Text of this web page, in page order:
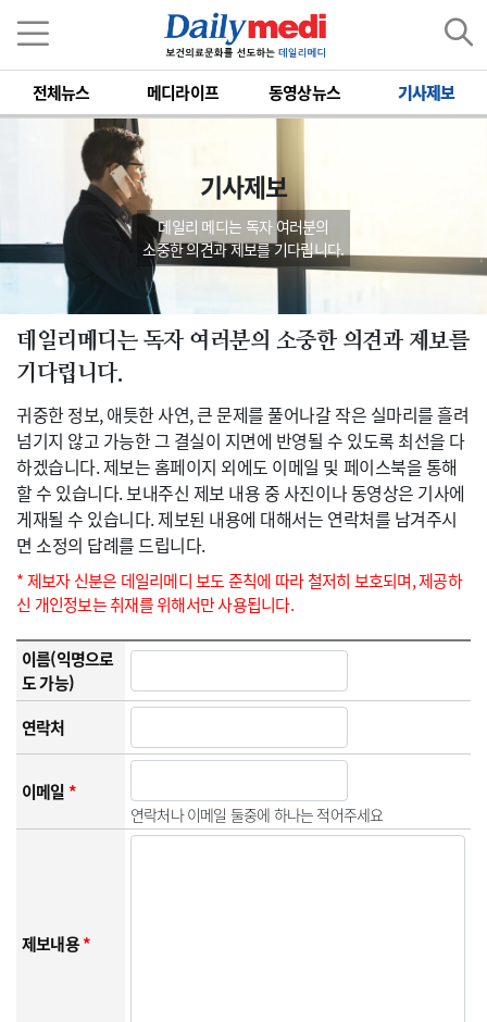
전체뉴스 메디라이프 동영상뉴스 기사제보
기사제보
데일리 메디는 독자 여러분의
소중한 의견과 제보를 기다립니다.
데일리메디는 독자 여러분의 소중한 의견과 제보를
기다립니다.
귀중한 정보, 애틋한 사연, 큰 문제를 풀어나갈 작은 실마리를 흘려
넘기지 않고 가능한 그 결실이 지면에 반영될 수 있도록 최선을 다
하겠습니다. 제보는 홈페이지 외에도 이메일 및 페이스북을 통해
할 수 있습니다. 보내주신 제보 내용 중 사진이나 동영상은 기사에
게재될 수 있습니다. 제보된 내용에 대해서는 연락처를 남겨주시
면 소정의 답례를 드립니다.
* 제보자 신분은 데일리메디 보도 준칙에 따라 철저히 보호되며, 제공하
신 개인정보는 취재를 위해서만 사용됩니다.
이름(익명으로
도 가능)
연락처
이메일*
연락처나 이메일 둘중에 하나는 적어주세요
제보내용*